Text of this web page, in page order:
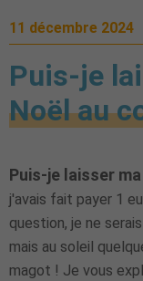
11 décembre 2024
Puis-je
Noël au
Puis-je laisser
j'avais fait payer 1
question, je ne
mais au soleil
magot ! Je vous